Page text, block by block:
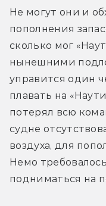
Не могут они и
пополнения
сколько мог
нынешними
управится один
плавать на
потерял всю
судне
воздуха, для
Немо
подниматься на